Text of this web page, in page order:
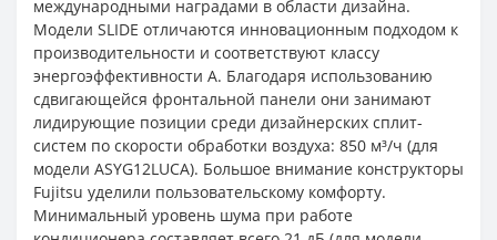
международными наградами в области дизайна.
Модели SLIDE отличаются инновационным подходом к
производительности и соответствуют классу
энергоэффективности А. Благодаря использованию
сдвигающейся фронтальной панели они занимают
лидирующие позиции среди дизайнерских сплит-
систем по скорости обработки воздуха: 850 м³/ч (для
модели ASYG12LUCA). Большое внимание конструкторы
Fujitsu уделили пользовательскому комфорту.
Минимальный уровень шума при работе